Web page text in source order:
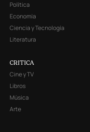
Política
Economía
Ciencia y Tecnología
Literatura
CRITICA
Cine y TV
Libros
Música
Arte